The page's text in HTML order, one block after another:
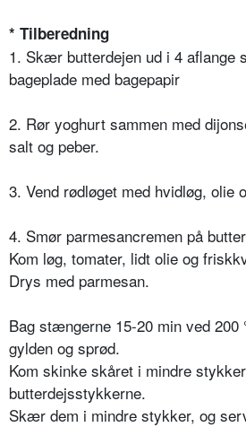
* Tilberedning
1. Skær butterdejen ud i 4 aflange
bageplade med bagepapir
2. Rør yoghurt sammen med
salt og peber.
3. Vend rødløget med hvidløg, olie
4. Smør parmesancremen på
Kom løg, tomater, lidt olie og
Drys med parmesan.
Bag stængerne 15-20 min ved 200
gylden og sprød.
Kom skinke skåret i mindre
butterdejsstykkerne.
Skær dem i mindre stykker, og